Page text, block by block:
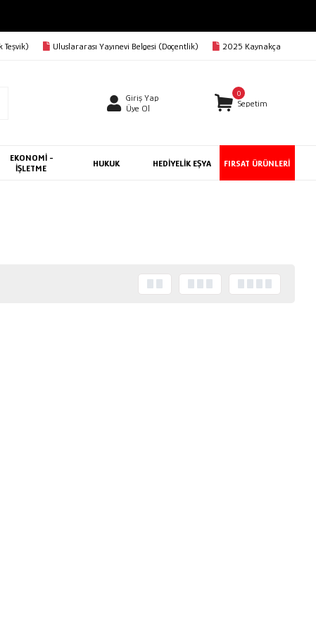
Teşvik) Uluslararası Yayınevi Belgesi (Doçentlik) 2025 Kaynakça
Giriş Yap
Üye Ol
0
Sepetim
EKONOMİ -
İŞLETME
HUKUK HEDİYELİK EŞYA FIRSAT ÜRÜNLERİ